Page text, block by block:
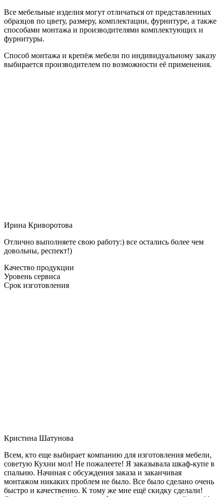
Все мебельные изделия могут отличаться от представленных
образцов по цвету, размеру, комплектации, фурнитуре, а также
способами монтажа и производителями комплектующих и
фурнитуры.
Способ монтажа и крепёж мебели по индивидуальному заказу
выбирается производителем по возможности её применения.
Ирина Криворотова
Отлично выполняете свою работу:) все остались более чем
довольны, респект!)
Качество продукции
Уровень сервиса
Срок изготовления
Кристина Шатунова
Всем, кто еще выбирает компанию для изготовления мебели,
советую Кухни мол! Не пожалеете! Я заказывала шкаф-купе в
спальню. Начиная с обсуждения заказа и заканчивая
монтажом никаких проблем не было. Все было сделано очень
быстро и качественно. К тому же мне ещё скидку сделали!